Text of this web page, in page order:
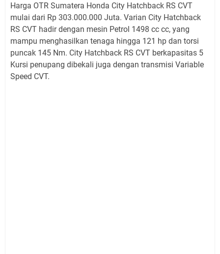
Harga OTR Sumatera Honda City Hatchback RS CVT
mulai dari Rp 303.000.000 Juta. Varian City Hatchback
RS CVT hadir dengan mesin Petrol 1498 cc cc, yang
mampu menghasilkan tenaga hingga 121 hp dan torsi
puncak 145 Nm. City Hatchback RS CVT berkapasitas 5
Kursi penupang dibekali juga dengan transmisi Variable
Speed CVT.